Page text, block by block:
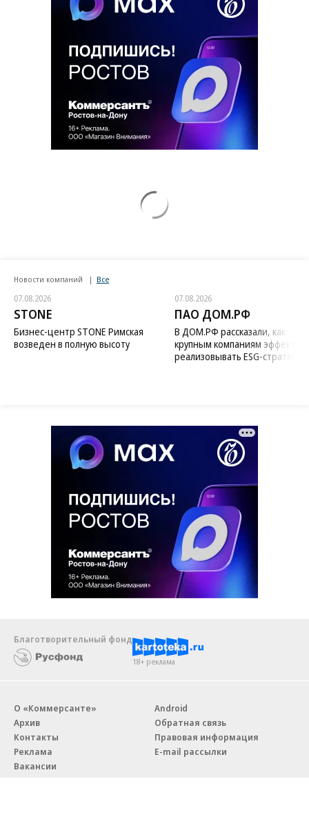
Новости компаний Все
07.08.2026
STONE
Бизнес-центр STONE Римская
возведен в полную высоту
07.08.2026
ПАО ДОМ.РФ
В ДОМ.РФ рассказали, как
крупным компаниям
реализовывать ESG-стратегию
Благотворительный фонд
18+ реклама
О «Коммерсанте»
Архив
Контакты
Реклама
Вакансии
Android
Обратная связь
Правовая информация
E-mail рассылки